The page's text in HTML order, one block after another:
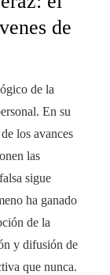
de
de la
En su
los avances
las
sigue
ha ganado
de la
y difusión de
que nunca.